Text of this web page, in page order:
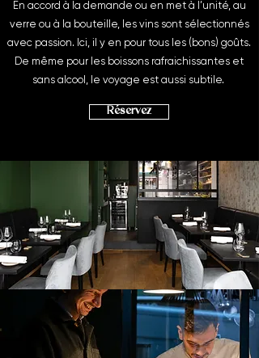
En accord à la demande ou en met à l’unité, au
verre ou à la bouteille, les vins sont sélectionnés
avec passion. Ici, il y en pour tous les (bons) goûts.
De même pour les boissons rafraichissantes et
sans alcool, le voyage est aussi subtile.
Réservez